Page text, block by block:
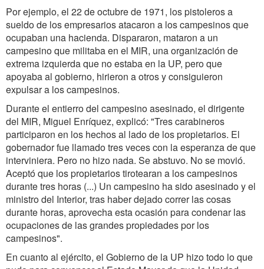
Por ejemplo, el 22 de octubre de 1971, los pistoleros a
sueldo de los empresarios atacaron a los campesinos que
ocupaban una hacienda. Dispararon, mataron a un
campesino que militaba en el MIR, una organización de
extrema izquierda que no estaba en la UP, pero que
apoyaba al gobierno, hirieron a otros y consiguieron
expulsar a los campesinos.
Durante el entierro del campesino asesinado, el dirigente
del MIR, Miguel Enríquez, explicó: "Tres carabineros
participaron en los hechos al lado de los propietarios. El
gobernador fue llamado tres veces con la esperanza de que
interviniera. Pero no hizo nada. Se abstuvo. No se movió.
Aceptó que los propietarios tirotearan a los campesinos
durante tres horas (...) Un campesino ha sido asesinado y el
ministro del Interior, tras haber dejado correr las cosas
durante horas, aprovecha esta ocasión para condenar las
ocupaciones de las grandes propiedades por los
campesinos".
En cuanto al ejército, el Gobierno de la UP hizo todo lo que